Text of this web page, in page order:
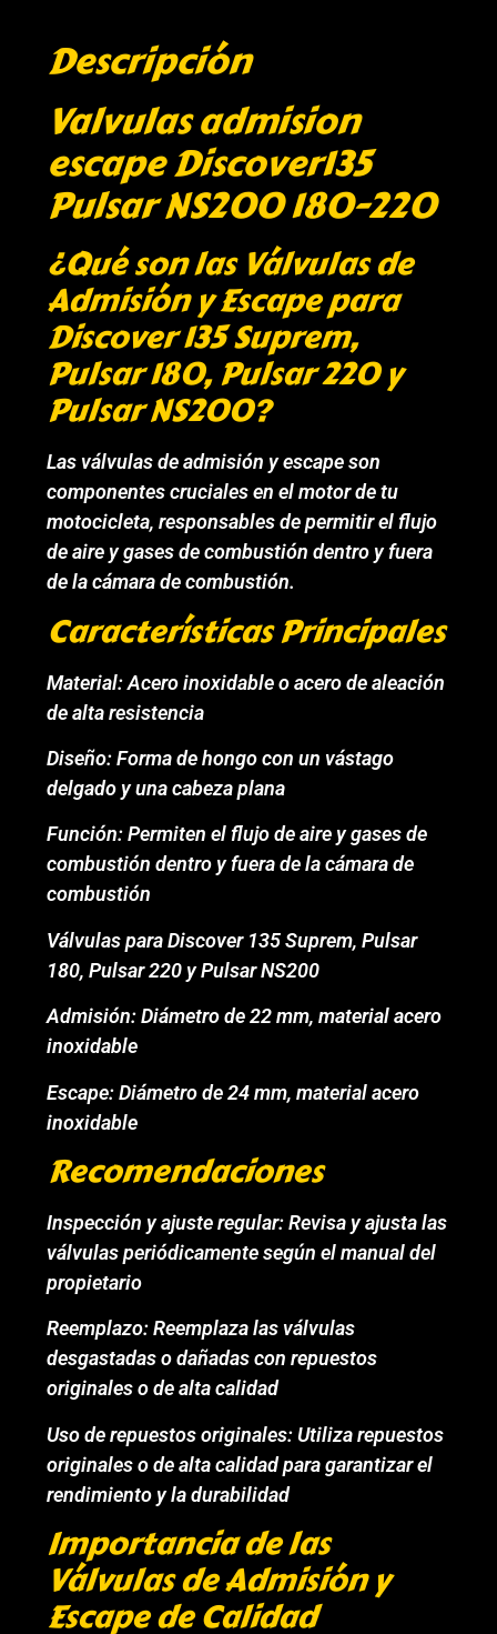
Descripción
Valvulas admision
escape Discover135
Pulsar NS200 180-220
¿Qué son las Válvulas de
Admisión y Escape para
Discover 135 Suprem,
Pulsar 180, Pulsar 220 y
Pulsar NS200?
Las válvulas de admisión y escape son
componentes cruciales en el motor de tu
motocicleta, responsables de permitir el flujo
de aire y gases de combustión dentro y fuera
de la cámara de combustión.
Características Principales
Material: Acero inoxidable o acero de aleación
de alta resistencia
Diseño: Forma de hongo con un vástago
delgado y una cabeza plana
Función: Permiten el flujo de aire y gases de
combustión dentro y fuera de la cámara de
combustión
Válvulas para Discover 135 Suprem, Pulsar
180, Pulsar 220 y Pulsar NS200
Admisión: Diámetro de 22 mm, material acero
inoxidable
Escape: Diámetro de 24 mm, material acero
inoxidable
Recomendaciones
Inspección y ajuste regular: Revisa y ajusta las
válvulas periódicamente según el manual del
propietario
Reemplazo: Reemplaza las válvulas
desgastadas o dañadas con repuestos
originales o de alta calidad
Uso de repuestos originales: Utiliza repuestos
originales o de alta calidad para garantizar el
rendimiento y la durabilidad
Importancia de las
Válvulas de Admisión y
Escape de Calidad